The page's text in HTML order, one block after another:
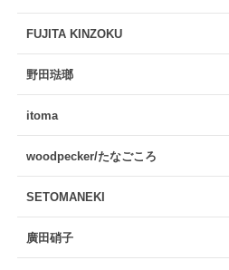
FUJITA KINZOKU
野田琺瑯
itoma
woodpecker/たなごころ
SETOMANEKI
廣田硝子